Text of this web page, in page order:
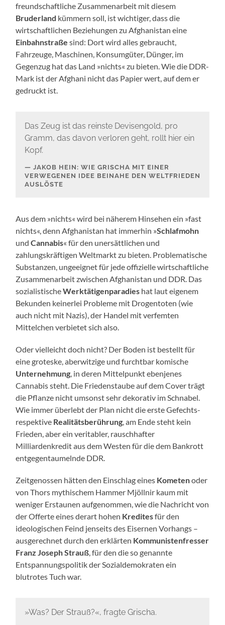
freundschaftliche Zusammenarbeit mit diesem
Bruderland kümmern soll, ist wichtiger, dass die
wirtschaftlichen Beziehungen zu Afghanistan eine
Einbahnstraßesind: Dort wird alles gebraucht,
Fahrzeuge, Maschinen, Konsumgüter, Dünger, im
Gegenzug hat das Land »nichts« zu bieten. Wie die DDR-
Mark ist der Afghani nicht das Papier wert, auf dem er
gedruckt ist.
Das Zeug ist das reinste Devisengold, pro
Gramm, das davon verloren geht, rollt hier ein
Kopf.
JAKOB HEIN: WIE GRISCHA MIT EINER
VERWEGENEN IDEE BEINAHE DEN WELTFRIEDEN
AUSLÖSTE
Aus dem »nichts« wird bei näherem Hinsehen ein »fast
nichts«, denn Afghanistan hat immerhin »Schlafmohn
undCannabis« für den unersättlichen und
zahlungskräftigen Weltmarkt zu bieten. Problematische
Substanzen, ungeeignet für jede offizielle wirtschaftliche
Zusammenarbeit zwischen Afghanistan und DDR. Das
sozialistischeWerktätigenparadies hat laut eigenem
Bekunden keinerlei Probleme mit Drogentoten (wie
auch nicht mit Nazis), der Handel mit verfemten
Mittelchen verbietet sich also.
Oder vielleicht doch nicht? Der Boden ist bestellt für
eine groteske, aberwitzige und furchtbar komische
Unternehmung, in deren Mittelpunkt ebenjenes
Cannabis steht. Die Friedenstaube auf dem Cover trägt
die Pflanze nicht umsonst sehr dekorativ im Schnabel.
Wie immer überlebt der Plan nicht die erste Gefechts-
respektive Realitätsberührung, am Ende steht kein
Frieden, aber ein veritabler, rauschhafter
Milliardenkredit aus dem Westen für die dem Bankrott
entgegentaumelnde DDR.
Zeitgenossen hätten den Einschlag eines Kometenoder
von Thors mythischem Hammer Mjöllnir kaum mit
weniger Erstaunen aufgenommen, wie die Nachricht von
der Offerte eines derart hohen Kreditesfür den
ideologischen Feind jenseits des Eisernen Vorhangs –
ausgerechnet durch den erklärten Kommunistenfresser
Franz Joseph Strauß, für den die so genannte
Entspannungspolitik der Sozialdemokraten ein
blutrotes Tuch war.
»Was? Der Strauß?«, fragte Grischa.